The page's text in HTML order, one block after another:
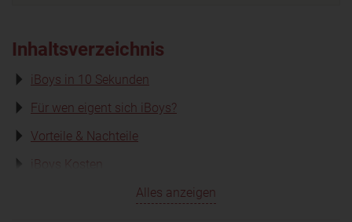
Inhaltsverzeichnis
iBoys in 10 Sekunden
Für wen eigent sich iBoys?
Vorteile & Nachteile
iBoys Kosten
Alles anzeigen